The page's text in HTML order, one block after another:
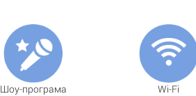
Шоу-програма Wi-Fi